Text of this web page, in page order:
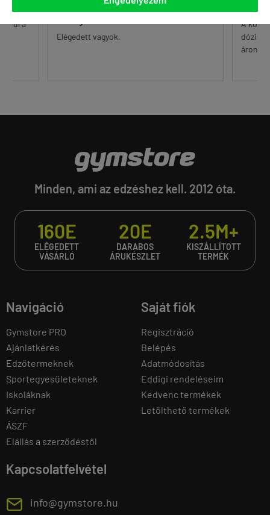
alul a
Többször rendeltünk a Gymstoreban,
Elégedett vagyok.
A
dózisú
áron.
Minden, ami az edzéshez kell. 2012 óta.
160E
ELÉGEDETT
VÁSÁRLÓ
20E
DARABOS
ÁRUKÉSZLET
2.5M+
KISZÁLLÍTOTT
TERMÉK
Navigáció
Gymstore PRO
Ajánlatkérés
Edzőtermeknek
Sportegyesületeknek
Iskoláknak
Karrier
ÁSZF
Elállás a szerződéstől
Saját fiók
Regisztráció
Belépés
Adatmódosítás
Eddigi rendeléseim
Kedvenc termékek
Letölthető termékek
Kapcsolatfelvétel
E info@gymstore.hu